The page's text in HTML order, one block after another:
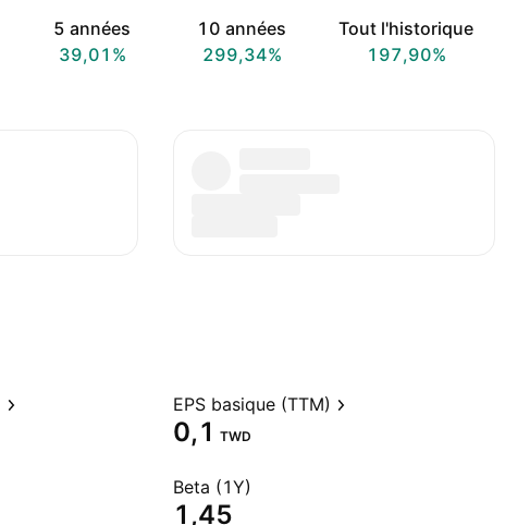
5 années
39,01%
10 années
299,34%
Tout l'historique
197,90%
EPS basique (TTM)
0,1 TWD
Beta (1Y)
1,45